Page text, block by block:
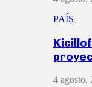
PAÍS
4 agosto,